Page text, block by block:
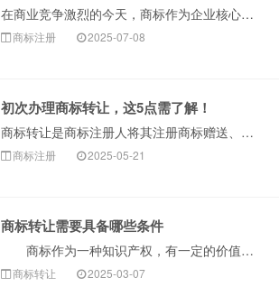
在商业竞争激烈的今天，商标作为企业核心资产之一，其获取速度直接影响市场布局效率。商标注册动辄需要大半年甚至1年以上时间，商标转让成为企业快速获取商标权···
商标注册 2025-07-08
初次办理商标转让，这5点需了解！
商标转让是商标注册人将其注册商标赠送、售卖或转让他人所有和专用的行为。在实际案例中，很多人通过购买的形式从他人手中获得商标专用权，相比于自己注册申请来···
商标注册 2025-05-21
商标转让需要具备哪些条件
商标作为一种知识产权，有一定的价值和意义，很多人会通过转让商标而盈利。然而商标作为一种特殊的标的物，商标转让需要符合法律的规定，那么商标转让需要具···
商标转让 2025-03-07